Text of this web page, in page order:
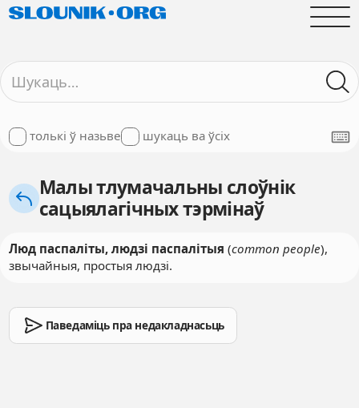
толькі ў назьве шукаць ва ўсіх
Малы тлумачальны слоўнік
сацыялагічных тэрмінаў
Люд паспаліты, людзі паспалітыя (сommon people),
звычайныя, простыя людзі.
Паведаміць пра недакладнасьць